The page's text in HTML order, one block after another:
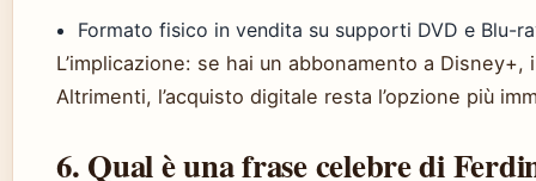
Formato fisico in vendita su supporti DVD e Blu-
L’implicazione: se hai un abbonamento a Disney+,
Altrimenti, l’acquisto digitale resta l’opzione più
6. Qual è una frase celebre di